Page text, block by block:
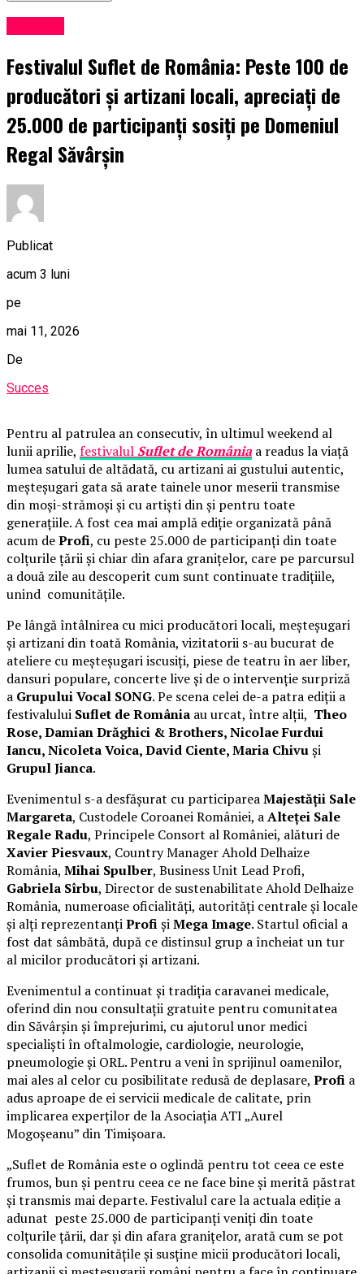
Festivalul Suflet de România: Peste 100 de
producători și artizani locali, apreciați de
25.000 de participanți sosiți pe Domeniul
Regal Săvârșin
Publicat
acum 3 luni
pe
mai 11, 2026
De
Succes
Pentru al patrulea an consecutiv, în ultimul weekend al
lunii aprilie, festivalul Suflet de România a readus la viață
lumea satului de altădată, cu artizani ai gustului autentic,
meșteșugari gata să arate tainele unor meserii transmise
din moși-strămoși și cu artiști din și pentru toate
generațiile. A fost cea mai amplă ediție organizată până
acum deProfi, cu peste 25.000 de participanți din toate
colțurile țării și chiar din afara granițelor, care pe parcursul
a două zile au descoperit cum sunt continuate tradițiile,
unind comunitățile.
Pe lângă întâlnirea cu mici producători locali, meșteșugari
și artizani din toată România, vizitatorii s-au bucurat de
ateliere cu meșteșugari iscusiți, piese de teatru în aer liber,
dansuri populare, concerte live și de o intervenție surpriză
a Grupului Vocal SONG. Pe scena celei de-a patra ediții a
festivalului Suflet de România au urcat, între alții, Theo
Rose, Damian Drăghici & Brothers, Nicolae Furdui
Iancu, Nicoleta Voica, David Ciente, Maria Chivuși
Grupul Jianca.
Evenimentul s-a desfășurat cu participareaMajestății Sale
Margareta, Custodele Coroanei României, aAlteței Sale
Regale Radu, Principele Consort al României, alături de
Xavier Piesvaux, Country Manager Ahold Delhaize
România, Mihai Spulber, Business Unit Lead Profi,
Gabriela Sîrbu, Director de sustenabilitate Ahold Delhaize
România, numeroase oficialități, autorități centrale și locale
și alți reprezentanțiProfișiMega Image. Startul oficial a
fost dat sâmbătă, după ce distinsul grup a încheiat un tur
al micilor producători și artizani.
Evenimentul a continuat și tradiția caravanei medicale,
oferind din nou consultații gratuite pentru comunitatea
din Săvârșin și împrejurimi, cu ajutorul unor medici
specialiști în oftalmologie, cardiologie, neurologie,
pneumologie și ORL. Pentru a veni în sprijinul oamenilor,
mai ales al celor cu posibilitate redusă de deplasare, Profi a
adus aproape de ei servicii medicale de calitate, prin
implicarea experților de la Asociația ATI „Aurel
Mogoșeanu” din Timișoara.
„Suflet de România este o oglindă pentru tot ceea ce este
frumos, bun și pentru ceea ce ne face bine și merită păstrat
și transmis mai departe. Festivalul care la actuala ediție a
adunat peste 25.000 de participanți veniți din toate
colțurile țării, dar și din afara granițelor, arată cum se pot
consolida comunitățile și susține micii producători locali,